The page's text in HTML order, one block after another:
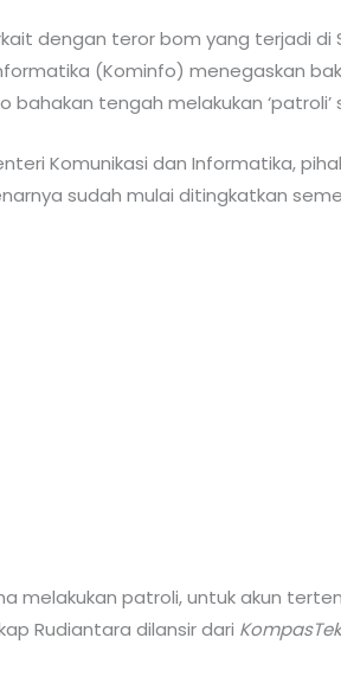
dengan teror bom yang terjadi di
(Kominfo) menegaskan
bahakan tengah melakukan
Komunikasi dan Informatika,
sudah mulai ditingkatkan
melakukan patroli, untuk akun
Rudiantara dilansir dari